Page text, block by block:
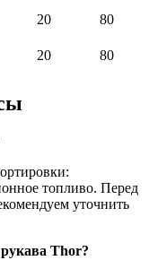
20
80
20 80
топливо. Перед
уточнить
Thor?